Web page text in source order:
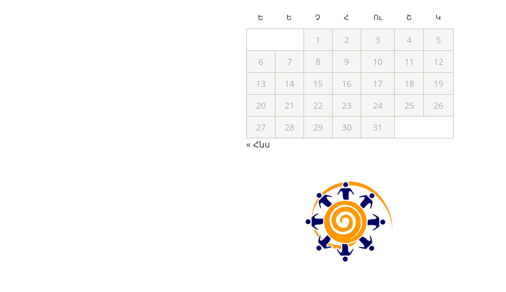
Ե Ե Չ Հ Ու Շ Կ
1 2 3 4
5
6
7 8 9 10 11
12
13
14 15 16 17 18
19
20
21 22 23 24 25
26
27
28 29 30
31
« Հնս